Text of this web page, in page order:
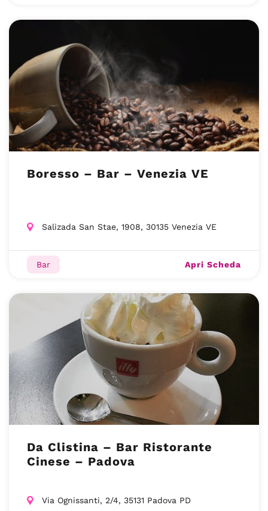
Boresso – Bar – Venezia VE
Salizada San Stae, 1908, 30135 Venezia VE
Bar Apri Scheda
Da Clistina – Bar Ristorante
Cinese – Padova
Via Ognissanti, 2/4, 35131 Padova PD